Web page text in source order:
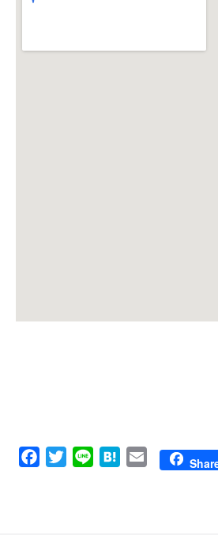
Facebook
Twitter Line HatenaEmail